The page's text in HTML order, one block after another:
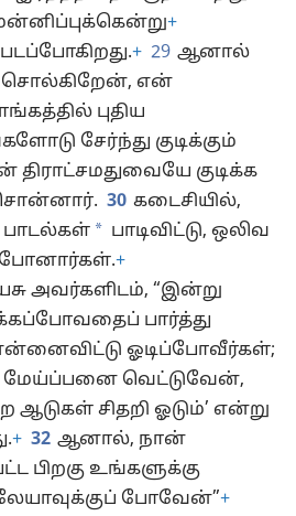
+
+ 29 ஆனால்
சொல்கிறேன், என்
புதிய
சேர்ந்து குடிக்கும்
குடிக்க
30 கடைசியில்,
பாடல்கள் * பாடிவிட்டு, ஒலிவ
+
அவர்களிடம், “இன்று
பார்த்து
ஓடிப்போவீர்கள்;
வெட்டுவேன்,
ஆடுகள் சிதறி ஓடும்’ என்று
+ 32 ஆனால், நான்
பிறகு உங்களுக்கு
போவேன்”+